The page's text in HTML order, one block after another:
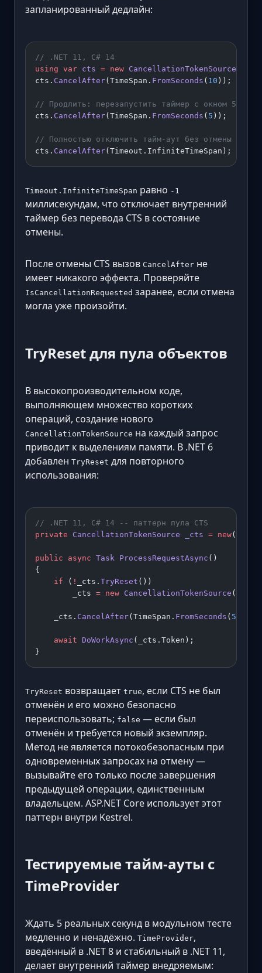
запланированный дедлайн:
// .NET 11, C# 14
using var cts = new CancellationTokenSource
cts. CancelAfter(TimeSpan. FromSeconds ( 10 ));
// Продлить: перезапустить таймер с окном 5
cts. CancelAfter(TimeSpan. FromSeconds ( 5 ));
// Полностью отключить тайм-аут без отмены CTS:
cts. CancelAfter(Timeout.InfiniteTimeSpan);
Timeout.InfiniteTimeSpan равно -1
миллисекундам, что отключает внутренний
таймер без перевода CTS в состояние
отмены.
После отмены CTS вызов CancelAfter не
имеет никакого эффекта. Проверяйте
IsCancellationRequested заранее, если отмена
могла уже произойти.
TryReset для пула объектов
В высокопроизводительном коде,
выполняющем множество коротких
операций, создание нового
CancellationTokenSource на каждый запрос
приводит к выделениям памяти. В .NET 6
добавлен TryReset для повторного
использования:
// .NET 11, C# 14 -- паттерн пула CTS
private CancellationTokenSource _cts = new();
public async Task ProcessRequestAsync ()
{
    if
( ! _cts. TryReset ())
        _cts
= new CancellationTokenSource ();
    _cts.
CancelAfter(TimeSpan. FromSeconds ( 5
    await
DoWorkAsync (_cts.Token);
}
TryReset возвращает true, если CTS не был
отменён и его можно безопасно
переиспользовать; false — если был
отменён и требуется новый экземпляр.
Метод не является потокобезопасным при
одновременных запросах на отмену —
вызывайте его только после завершения
предыдущей операции, единственным
владельцем. ASP.NET Core использует этот
паттерн внутри Kestrel.
Тестируемые тайм-ауты с
TimeProvider
Ждать 5 реальных секунд в модульном тесте
медленно и ненадёжно. TimeProvider,
введённый в .NET 8 и стабильный в .NET 11,
делает внутренний таймер внедряемым: